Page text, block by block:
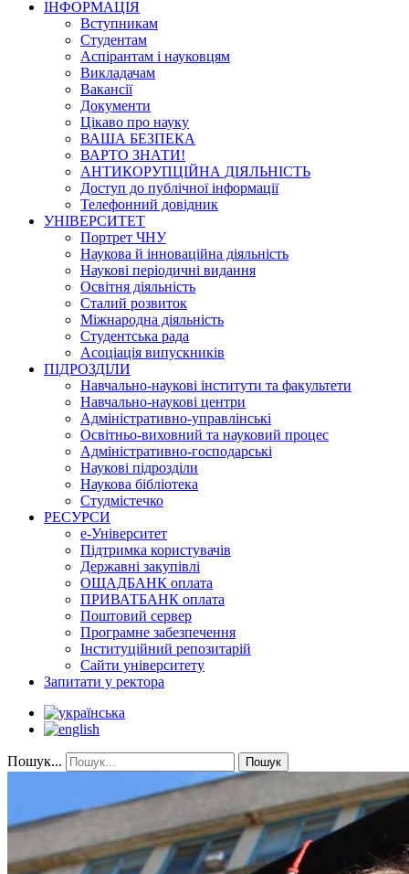
ІНФОРМАЦІЯ
Вступникам
Студентам
Аспірантам і науковцям
Викладачам
Вакансії
Документи
Цікаво про науку
ВАША БЕЗПЕКА
ВАРТО ЗНАТИ!
АНТИКОРУПЦІЙНА ДІЯЛЬНІСТЬ
Доступ до публічної інформації
Телефонний довідник
УНІВЕРСИТЕТ
Портрет ЧНУ
Наукова й інноваційна діяльність
Наукові періодичні видання
Освітня діяльність
Сталий розвиток
Міжнародна діяльність
Студентська рада
Асоціація випускників
ПІДРОЗДІЛИ
Навчально-наукові інститути та факультети
Навчально-наукові центри
Адміністративно-управлінські
Освітньо-виховний та науковий процес
Адміністративно-господарські
Наукові підрозділи
Наукова бібліотека
Студмістечко
РЕСУРСИ
е-Університет
Підтримка користувачів
Державні закупівлі
ОЩАДБАНК оплата
ПРИВАТБАНК оплата
Поштовий сервер
Програмне забезпечення
Інституційний репозитарій
Сайти університету
Запитати у ректора
Пошук... Пошук